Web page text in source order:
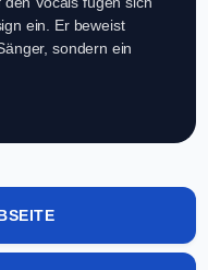
ein. Er beweist
sondern ein